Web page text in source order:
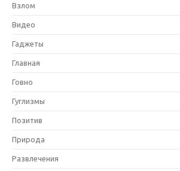
Взлом
Видео
Гаджеты
Главная
Говно
Гуглизмы
Позитив
Природа
Развлечения